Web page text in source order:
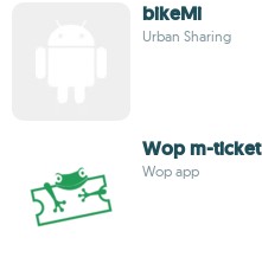
bikeMi
Urban Sharing
Wop m-ticket
Wop app